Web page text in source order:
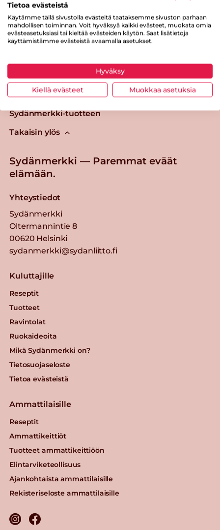
Tulosta sivu Jaa tuote
Sydänmerkki-tuotteen
Takaisin ylös
Sydänmerkki — Paremmat eväät
elämään.
Yhteystiedot
Sydänmerkki
Oltermannintie 8
00620 Helsinki
sydanmerkki@sydanliitto.fi
Kuluttajille
Reseptit
Tuotteet
Ravintolat
Ruokaideoita
Mikä Sydänmerkki on?
Tietosuojaseloste
Tietoa evästeistä
Ammattilaisille
Reseptit
Ammattikeittiöt
Tuotteet ammattikeittiöön
Elintarviketeollisuus
Ajankohtaista ammattilaisille
Rekisteriseloste ammattilaisille
Tietoa evästeistä
Käytämme tällä sivustolla evästeitä taataksemme sivuston parhaan
mahdollisen toiminnan. Voit hyväksyä kaikki evästeet, muokata omia
evästeasetuksiasi tai kieltää evästeiden käytön. Saat lisätietoja
käyttämistämme evästeistä avaamalla asetukset.
Hyväksy
Kiellä evästeet Muokkaa asetuksia